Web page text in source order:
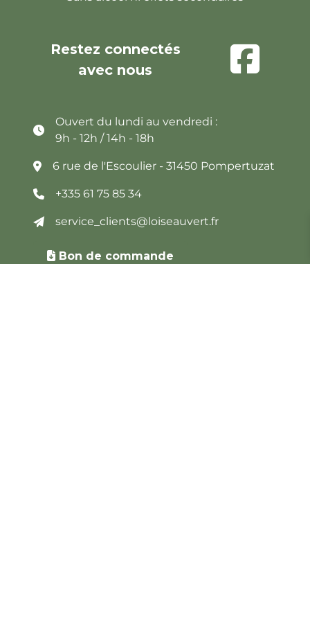
Restez connectés
avec nous
Ouvert du lundi au vendredi :
9h - 12h / 14h - 18h
6 rue de l'Escoulier - 31450 Pompertuzat
+335 61 75 85 34
service_clients@loiseauvert.fr
Bon de commande